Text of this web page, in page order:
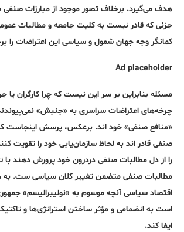
هدف می‌گیرد. برخلاف تصور موجود از مبارزات صنفی
جزئی که قادر نیست به کلیت جامعه و مطالبات
کمانگر وجه جهان شمول و سیاسی این اعتراضات را
Ad placeholder
مسئله بنابراین بر سر این نیست که چرا کارگران یا
چرخه‌های اعتراضات سراسری به «جنبش»
«منافع صنفی» خود اند. برعکس، پرسش اینجاست
صنفی قادر اند به لحاظ سازمان‌یابی خود را تقویت
را از دل مطالبات صنفی دردرون خود پرورش دهند با
مطالبات صنفی متضمن تغییر کلان سیاسی ست. به
اقتصاد سیاسی آنچه موسوم به «نولیبرالیسم»
است به انضمامی و مؤثر ساختن استراتژی‌ها و
ایفا کند.